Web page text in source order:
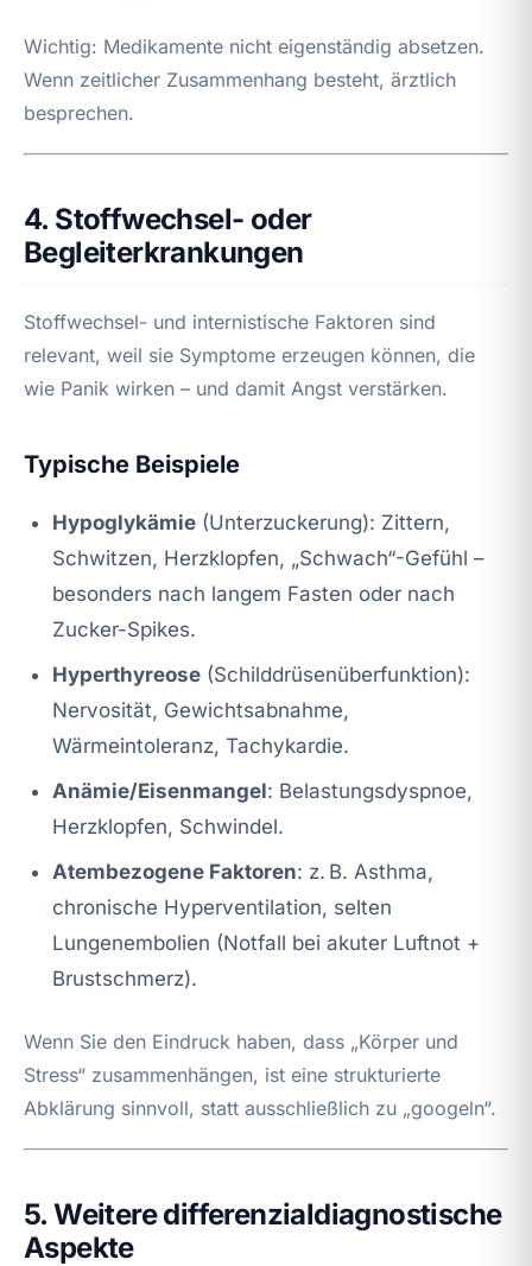
Wichtig: Medikamente nicht eigenständig absetzen.
Wenn zeitlicher Zusammenhang besteht, ärztlich
besprechen.
4. Stoffwechsel- oder
Begleiterkrankungen
Stoffwechsel- und internistische Faktoren sind
relevant, weil sie Symptome erzeugen können, die
wie Panik wirken – und damit Angst verstärken.
Typische Beispiele
Hypoglykämie (Unterzuckerung): Zittern,
Schwitzen, Herzklopfen, „Schwach“-Gefühl –
besonders nach langem Fasten oder nach
Zucker-Spikes.
Hyperthyreose (Schilddrüsenüberfunktion):
Nervosität, Gewichtsabnahme,
Wärmeintoleranz, Tachykardie.
Anämie/Eisenmangel: Belastungsdyspnoe,
Herzklopfen, Schwindel.
Atembezogene Faktoren: z. B. Asthma,
chronische Hyperventilation, selten
Lungenembolien (Notfall bei akuter Luftnot +
Brustschmerz).
Wenn Sie den Eindruck haben, dass „Körper und
Stress“ zusammenhängen, ist eine strukturierte
Abklärung sinnvoll, statt ausschließlich zu „googeln“.
5. Weitere differenzialdiagnostische
Aspekte